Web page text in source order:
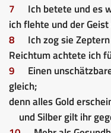
7
Ich betete und es
ich flehte und der
8
Ich zog sie
Reichtum achtete ich
9
Einen
gleich;
denn alles Gold
und Silber gilt ihr